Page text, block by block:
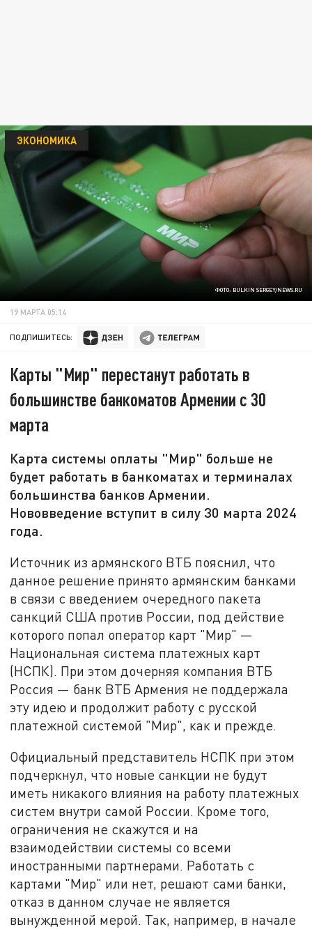
ФОТО: BULKIN SERGEY/NEWS.RU
ЭКОНОМИКА
19 МАРТА 05:14
ПОДПИШИТЕСЬ:
Карты "Мир" перестанут работать в
большинстве банкоматов Армении с 30
марта
Карта системы оплаты "Мир" больше не
будет работать в банкоматах и терминалах
большинства банков Армении.
Нововведение вступит в силу 30 марта 2024
года.
Источник из армянского ВТБ пояснил, что
данное решение принято армянским банками
в связи с введением очередного пакета
санкций США против России, под действие
которого попал оператор карт "Мир" —
Национальная система платежных карт
(НСПК). При этом дочерняя компания ВТБ
Россия — банк ВТБ Армения не поддержала
эту идею и продолжит работу с русской
платежной системой "Мир", как и прежде.
Официальный представитель НСПК при этом
подчеркнул, что новые санкции не будут
иметь никакого влияния на работу платежных
систем внутри самой России. Кроме того,
ограничения не скажутся и на
взаимодействии системы со всеми
иностранными партнерами. Работать с
картами "Мир" или нет, решают сами банки,
отказ в данном случае не является
вынужденной мерой. Так, например, в начале